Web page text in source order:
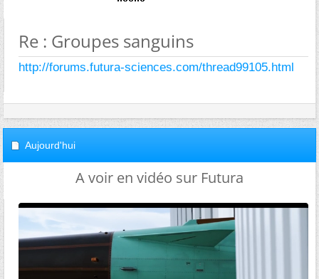
Re : Groupes sanguins
http://forums.futura-sciences.com/thread99105.html
Aujourd'hui
A voir en vidéo sur Futura